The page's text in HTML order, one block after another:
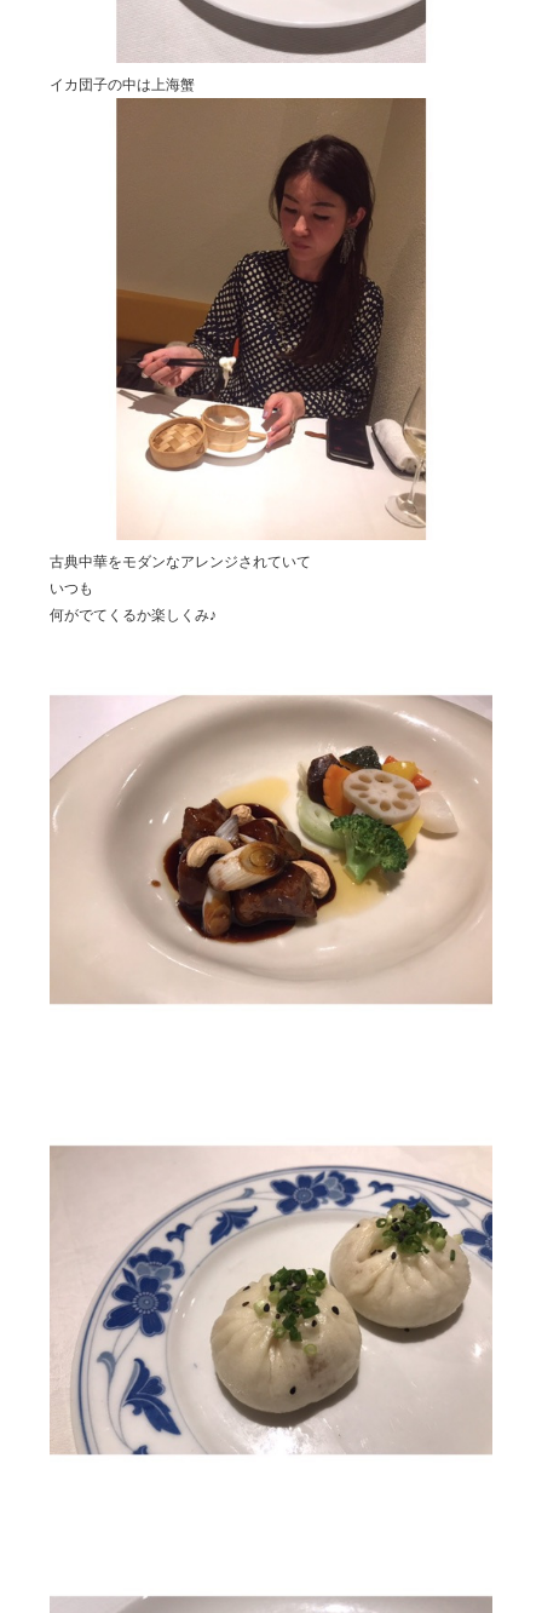
イカ団子の中は上海蟹
古典中華をモダンなアレンジされていて
いつも
何がでてくるか楽しくみ♪